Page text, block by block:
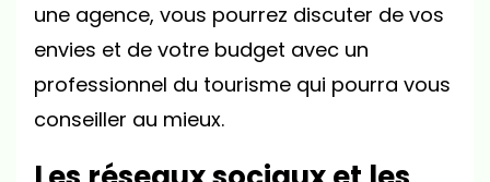
une agence, vous pourrez discuter de vos
envies et de votre budget avec un
professionnel du tourisme qui pourra vous
conseiller au mieux.